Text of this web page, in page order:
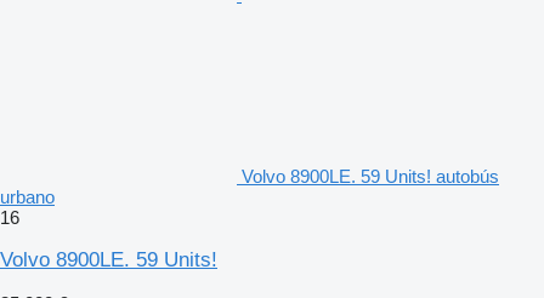
Volvo 8900LE. 59 Units! autobús
urbano
16
Volvo 8900LE. 59 Units!